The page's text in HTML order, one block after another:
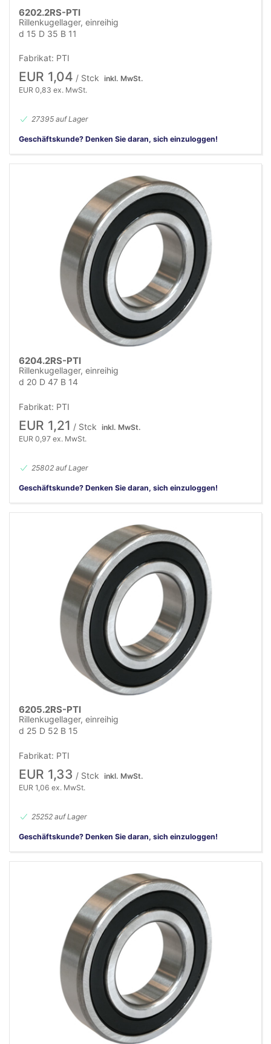
6202.2RS-PTI
Rillenkugellager, einreihig
d 15 D 35 B 11
Fabrikat: PTI
EUR 1,04 / Stck inkl. MwSt.
EUR 0,83 ex. MwSt.
27395 auf Lager
Geschäftskunde? Denken Sie daran, sich einzuloggen!
6204.2RS-PTI
Rillenkugellager, einreihig
d 20 D 47 B 14
Fabrikat: PTI
EUR 1,21 / Stck inkl. MwSt.
EUR 0,97 ex. MwSt.
25802 auf Lager
Geschäftskunde? Denken Sie daran, sich einzuloggen!
6205.2RS-PTI
Rillenkugellager, einreihig
d 25 D 52 B 15
Fabrikat: PTI
EUR 1,33 / Stck inkl. MwSt.
EUR 1,06 ex. MwSt.
25252 auf Lager
Geschäftskunde? Denken Sie daran, sich einzuloggen!